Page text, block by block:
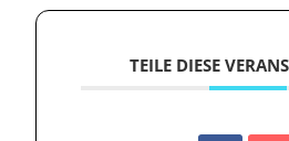
TEILE DIESE